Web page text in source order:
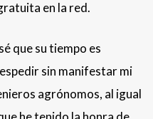
en la red.
que su tiempo es
sin manifestar mi
agrónomos, al igual